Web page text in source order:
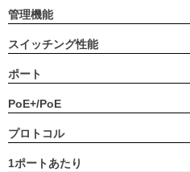
管理機能
スイッチング性能
ポート
PoE+/PoE
プロトコル
1ポートあたり